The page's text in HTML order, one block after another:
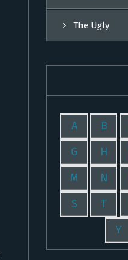
The Ugly
A B
G H
M N
S T
Y